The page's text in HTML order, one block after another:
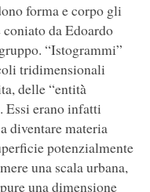
forma e corpo gli
coniato da Edoardo
“Istogrammi”
tridimensionali
delle “entità̀
Essi erano infatti
diventare materia
potenzialmente
una scala urbana,
una dimensione